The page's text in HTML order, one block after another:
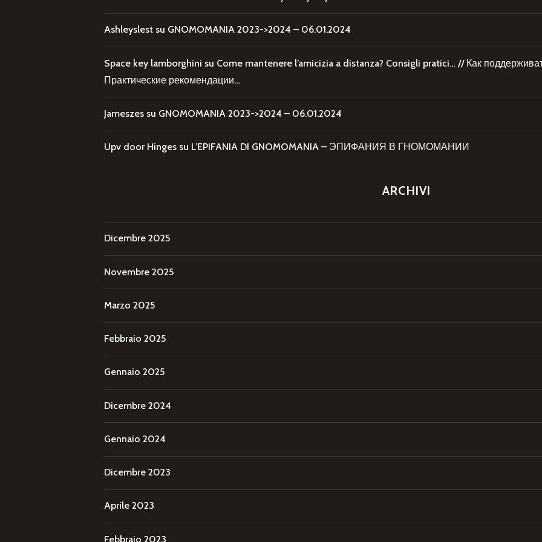
Ashleyslest su GNOMOMANIA 2023->2024 – 06.01.2024
Space key lamborghini su Come mantenere l’amicizia a distanza? Consigli pratici… // Как
Практические рекомендации…
Jameszes su GNOMOMANIA 2023->2024 – 06.01.2024
Upv door Hinges su L’EPIFANIA DI GNOMOMANIA – ЭПИФАНИЯ В ГНОМОМАНИИ
ARCHIVI
Dicembre 2025
Novembre 2025
Marzo 2025
Febbraio 2025
Gennaio 2025
Dicembre 2024
Gennaio 2024
Dicembre 2023
Aprile 2023
Febbraio 2023